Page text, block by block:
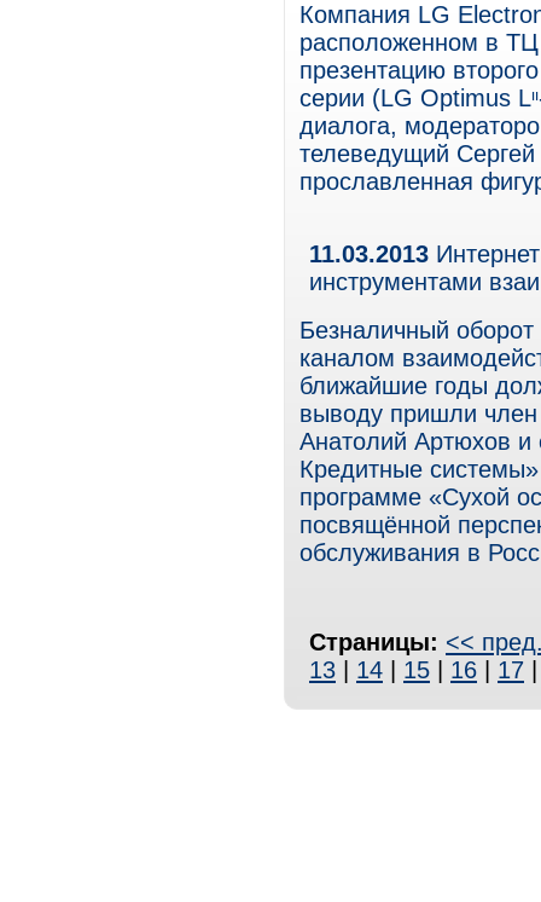
Компания LG
расположенном в ТЦ
презентацию
серии (LG Optimus
диалога,
телеведущий
прославленная
11.03.2013
инструментами
Безналичный
каналом
ближайшие годы
выводу пришли член
Анатолий Артюхов и
Кредитные
программе «Сухой
посвящённой
обслуживания в
Страницы: <<
13
14 15 16 17